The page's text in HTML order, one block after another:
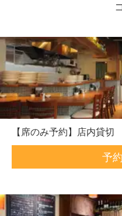
【席のみ予約】店内貸切
予